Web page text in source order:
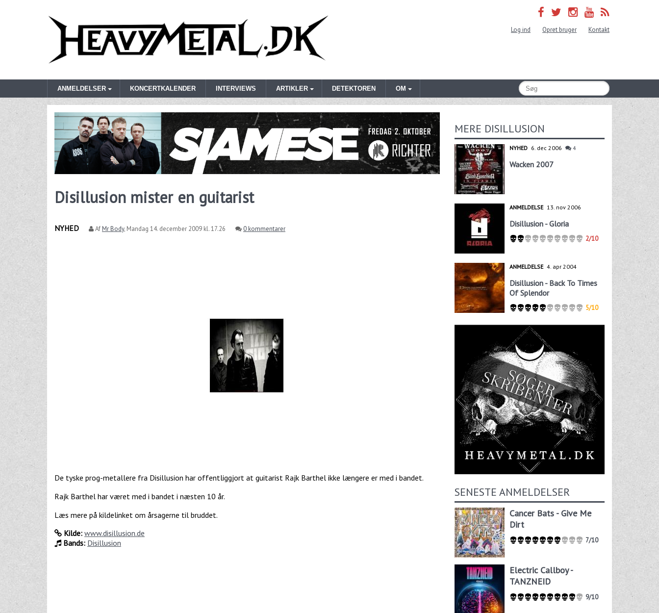
Log ind Opret bruger Kontakt
ANMELDELSER KONCERTKALENDER INTERVIEWS ARTIKLER DETEKTOREN OM
Disillusion mister en guitarist
NYHED AfMr Body, Mandag 14. december 2009 kl. 17.26 0 kommentarer
De tyske prog-metallere fra Disillusion har offentliggjort at guitarist Rajk Barthel ikke længere er med i bandet.
Rajk Barthel har været med i bandet i næsten 10 år.
Læs mere på kildelinket om årsagerne til bruddet.
Kilde: www.disillusion.de
Bands: Disillusion
MERE DISILLUSION
NYHED 6. dec 2006 4
Wacken 2007
ANMELDELSE 13. nov 2006
Disillusion - Gloria
2/10
ANMELDELSE 4. apr 2004
Disillusion - Back To Times
Of Splendor
5/10
SENESTE ANMELDELSER
Cancer Bats - Give Me
Dirt
7/10
Electric Callboy -
TANZNEID
9/10